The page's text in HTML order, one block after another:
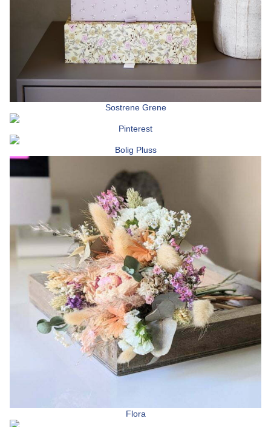
Sostrene Grene
Pinterest
Bolig Pluss
Flora